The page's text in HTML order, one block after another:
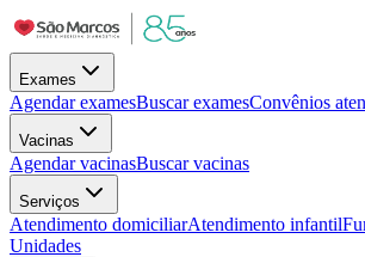
Exames
Agendar examesBuscar examesConvênios
Vacinas
Agendar vacinasBuscar vacinas
Serviços
Atendimento domiciliarAtendimento infantil
Unidades